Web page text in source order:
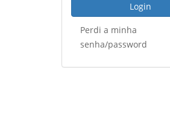
Login
Perdi a minha
senha/password